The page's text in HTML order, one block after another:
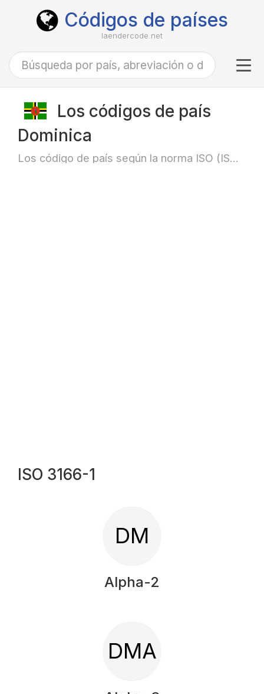
Códigos de países
laendercode.net
Los códigos de país
Dominica
Los código de país según la norma ISO (ISO-3166)
ISO 3166-1
DM
Alpha-2
DMA